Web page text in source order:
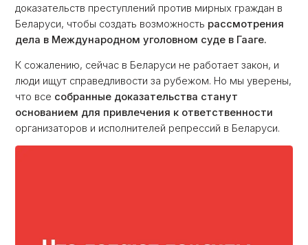
доказательств преступлений против мирных граждан в
Беларуси, чтобы создать возможность рассмотрения
дела в Международном уголовном суде в Гааге.
К сожалению, сейчас в Беларуси не работает закон, и
люди ищут справедливости за рубежом. Но мы уверены,
что все собранные доказательства станут
основанием для привлечения к ответственности
организаторов и исполнителей репрессий в Беларуси.